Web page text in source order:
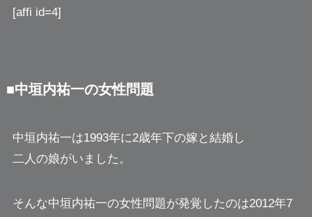
[affi id=4]
■中垣内祐一の女性問題
中垣内祐一は1993年に2歳年下の嫁と結婚し
二人の娘がいました。
そんな中垣内祐一の女性問題が発覚したのは2012年7